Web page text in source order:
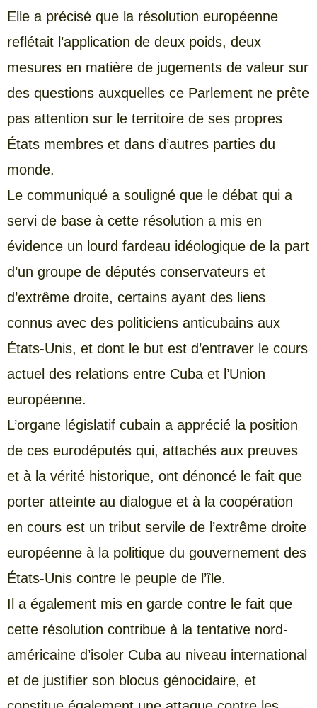
Elle a précisé que la résolution européenne
reflétait l’application de deux poids, deux
mesures en matière de jugements de valeur sur
des questions auxquelles ce Parlement ne prête
pas attention sur le territoire de ses propres
États membres et dans d’autres parties du
monde.
Le communiqué a souligné que le débat qui a
servi de base à cette résolution a mis en
évidence un lourd fardeau idéologique de la part
d’un groupe de députés conservateurs et
d’extrême droite, certains ayant des liens
connus avec des politiciens anticubains aux
États-Unis, et dont le but est d’entraver le cours
actuel des relations entre Cuba et l’Union
européenne.
L’organe législatif cubain a apprécié la position
de ces eurodéputés qui, attachés aux preuves
et à la vérité historique, ont dénoncé le fait que
porter atteinte au dialogue et à la coopération
en cours est un tribut servile de l’extrême droite
européenne à la politique du gouvernement des
États-Unis contre le peuple de l’île.
Il a également mis en garde contre le fait que
cette résolution contribue à la tentative nord-
américaine d’isoler Cuba au niveau international
et de justifier son blocus génocidaire, et